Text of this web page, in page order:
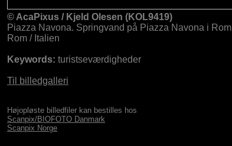
© AcaPixus / Kjeld Olesen (KOL9419)
Piazza Navona. Springvand på Piazza Navona i Rom
Rom / Italien
Keywords: turistseværdigheder
Til billedgalleri
Højopløste billedfiler kan bestilles hos
Scanpix/BIOFOTO Danmark
Scanpix Norge